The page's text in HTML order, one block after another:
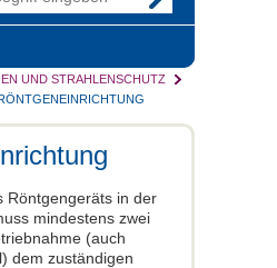
UND STRAHLENSCHUTZ
Röntgengeräts in der
mindestens zwei
(auch
dem zuständigen